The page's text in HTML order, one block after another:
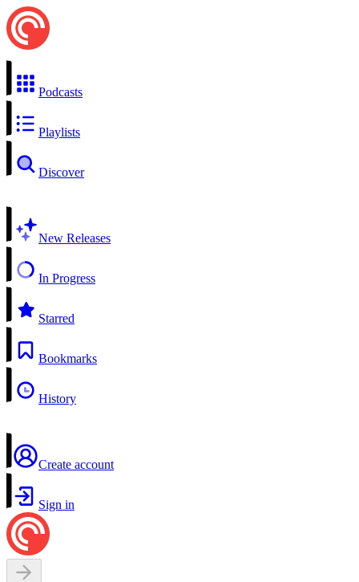
Podcasts
Playlists
Discover
New Releases
In Progress
Starred
Bookmarks
History
Create account
Sign in